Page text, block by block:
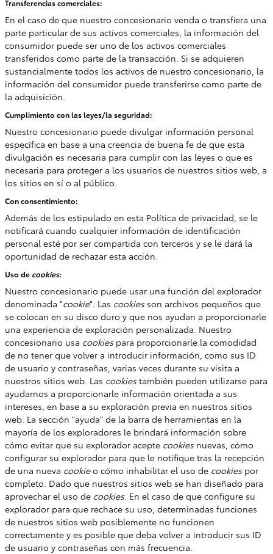
Transferencias comerciales:
En el caso de que nuestro concesionario venda o transfiera una
parte particular de sus activos comerciales, la información del
consumidor puede ser uno de los activos comerciales
transferidos como parte de la transacción. Si se adquieren
sustancialmente todos los activos de nuestro concesionario, la
información del consumidor puede transferirse como parte de
la adquisición.
Cumplimiento con las leyes/la seguridad:
Nuestro concesionario puede divulgar información personal
específica en base a una creencia de buena fe de que esta
divulgación es necesaria para cumplir con las leyes o que es
necesaria para proteger a los usuarios de nuestros sitios web, a
los sitios en sí o al público.
Con consentimiento:
Además de los estipulado en esta Política de privacidad, se le
notificará cuando cualquier información de identificación
personal esté por ser compartida con terceros y se le dará la
oportunidad de rechazar esta acción.
Uso de cookies:
Nuestro concesionario puede usar una función del explorador
denominada "cookie". Las cookiesson archivos pequeños que
se colocan en su disco duro y que nos ayudan a proporcionarle
una experiencia de exploración personalizada. Nuestro
concesionario usa cookiespara proporcionarle la comodidad
de no tener que volver a introducir información, como sus ID
de usuario y contraseñas, varias veces durante su visita a
nuestros sitios web. Las cookiestambién pueden utilizarse para
ayudarnos a proporcionarle información orientada a sus
intereses, en base a su exploración previa en nuestros sitios
web. La sección "ayuda" de la barra de herramientas en la
mayoría de los exploradores le brindará información sobre
cómo evitar que su explorador acepte cookiesnuevas, cómo
configurar su explorador para que le notifique tras la recepción
de una nueva cookieo cómo inhabilitar el uso de cookiespor
completo. Dado que nuestros sitios web se han diseñado para
aprovechar el uso de cookies. En el caso de que configure su
explorador para que rechace su uso, determinadas funciones
de nuestros sitios web posiblemente no funcionen
correctamente y es posible que deba volver a introducir sus ID
de usuario y contraseñas con más frecuencia.